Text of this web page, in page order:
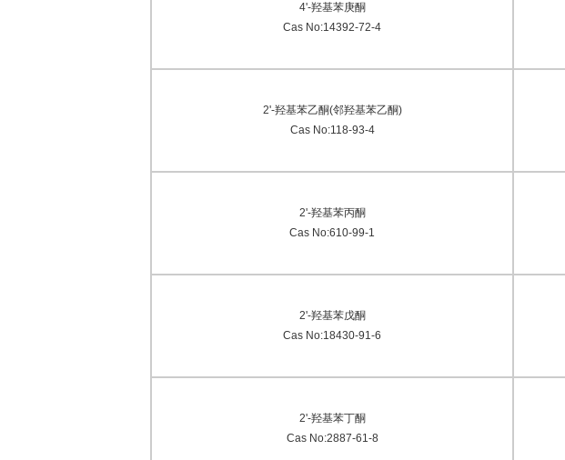
4'-羟基苯庚酮
Cas No:14392-72-4
2'-羟基苯乙酮(邻羟基苯乙酮)
Cas No:118-93-4
2'-羟基苯丙酮
Cas No:610-99-1
2'-羟基苯戊酮
Cas No:18430-91-6
2'-羟基苯丁酮
Cas No:2887-61-8